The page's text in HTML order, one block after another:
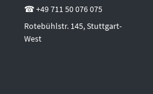
☎ +49 711 50 076 075
Rotebühlstr. 145, Stuttgart-
West